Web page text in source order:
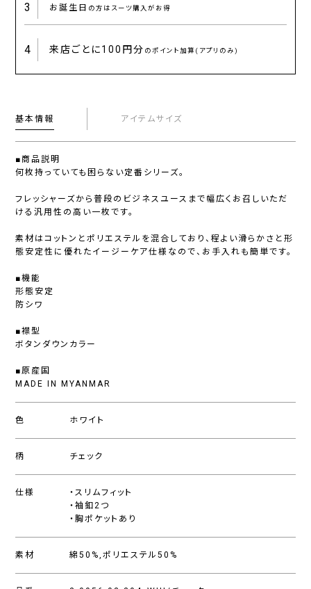
3 お誕生日 の方はスーツ購入がお得
4 来店ごとに100円分 のポイント加算(アプリのみ)
基本情報 アイテムサイズ
■商品説明
何枚持っていても困らない定番シリーズ。
フレッシャーズから普段のビジネスユースまで幅広くお召しいただ
ける汎用性の高い一枚です。
素材はコットンとポリエステルを混合しており、程よい滑らかさと形
態安定性に優れたイージーケア仕様なので、お手入れも簡単です。
■機能
形態安定
防シワ
■襟型
ボタンダウンカラー
■原産国
MADE IN MYANMAR
色 ホワイト
柄 チェック
仕様
・スリムフィット
・袖釦2つ
・胸ポケットあり
素材 綿50%,ポリエステル50%